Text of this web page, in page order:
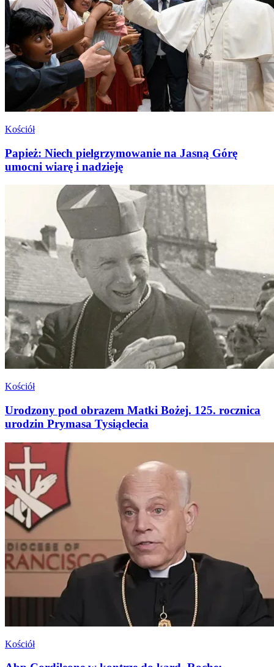
Kościół
Papież: Niech pielgrzymowanie na Jasną Górę
umocni wiarę i nadzieję
Kościół
Urodzony pod obrazem Matki Bożej. 125. rocznica
urodzin Prymasa Tysiąclecia
Kościół